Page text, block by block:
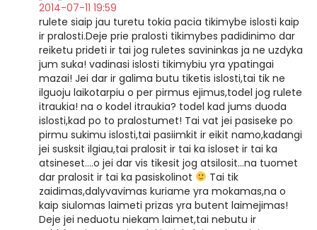
2014-07-11 19:59
rulete siaip jau turetu tokia pacia tikimybe islosti kaip
ir pralosti.Deje prie pralosti tikimybes padidinimo dar
reiketu prideti ir tai jog ruletes savininkas ja ne uzdyka
jum suka! vadinasi islosti tikimybiu yra ypatingai
mazai! Jei dar ir galima butu tiketis islosti,tai tik ne
ilguoju laikotarpiu o per pirmus ejimus,todel jog rulete
itraukia! na o kodel itraukia? todel kad jums duoda
islosti,kad po to pralostumet! Tai vat jei pasiseke po
pirmu sukimu islosti,tai pasiimkit ir eikit namo,kadangi
jei susksit ilgiau,tai pralosit ir tai ka isloset ir tai ka
atsineset….o jei dar vis tikesit jog atsilosit…na tuomet
dar pralosit ir tai ka pasiskolinot
Tai tik
zaidimas,dalyvavimas kuriame yra mokamas,na o
kaip siulomas laimeti prizas yra butent laimejimas!
Deje jei neduotu niekam laimet,tai nebutu ir